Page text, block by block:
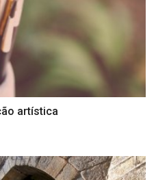
artística